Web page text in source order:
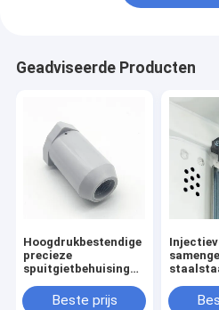
Geadviseerde Producten
Hoogdrukbestendige
precieze
spuitgietbehuising
WP01V sensor
Beste prijs